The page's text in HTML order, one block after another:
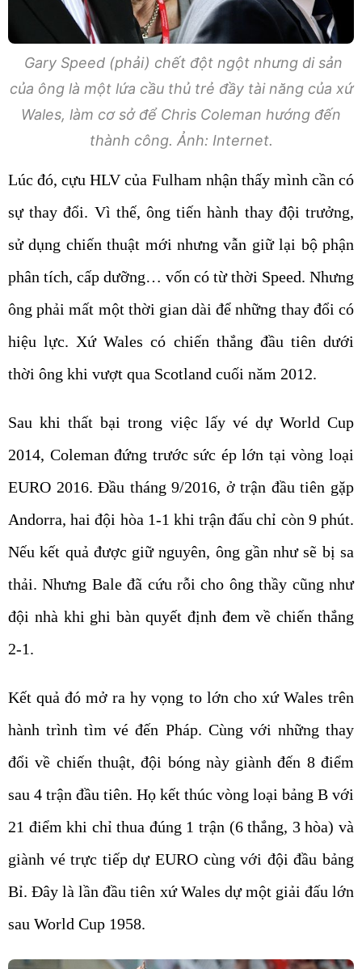
Gary Speed (phải) chết đột ngột nhưng di sản
của ông là một lứa cầu thủ trẻ đầy tài năng của xứ
Wales, làm cơ sở để Chris Coleman hướng đến
thành công. Ảnh: Internet.
Lúc đó, cựu HLV của Fulham nhận thấy mình cần có
sự thay đổi. Vì thế, ông tiến hành thay đội trưởng,
sử dụng chiến thuật mới nhưng vẫn giữ lại bộ phận
phân tích, cấp dưỡng… vốn có từ thời Speed. Nhưng
ông phải mất một thời gian dài để những thay đổi có
hiệu lực. Xứ Wales có chiến thắng đầu tiên dưới
thời ông khi vượt qua Scotland cuối năm 2012.
Sau khi thất bại trong việc lấy vé dự World Cup
2014, Coleman đứng trước sức ép lớn tại vòng loại
EURO 2016. Đầu tháng 9/2016, ở trận đầu tiên gặp
Andorra, hai đội hòa 1-1 khi trận đấu chỉ còn 9 phút.
Nếu kết quả được giữ nguyên, ông gần như sẽ bị sa
thải. Nhưng Bale đã cứu rỗi cho ông thầy cũng như
đội nhà khi ghi bàn quyết định đem về chiến thắng
2-1.
Kết quả đó mở ra hy vọng to lớn cho xứ Wales trên
hành trình tìm vé đến Pháp. Cùng với những thay
đổi về chiến thuật, đội bóng này giành đến 8 điểm
sau 4 trận đầu tiên. Họ kết thúc vòng loại bảng B với
21 điểm khi chỉ thua đúng 1 trận (6 thắng, 3 hòa) và
giành vé trực tiếp dự EURO cùng với đội đầu bảng
Bỉ. Đây là lần đầu tiên xứ Wales dự một giải đấu lớn
sau World Cup 1958.